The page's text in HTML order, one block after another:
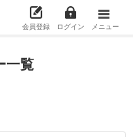
会員登録 ログイン メニュー
一覧